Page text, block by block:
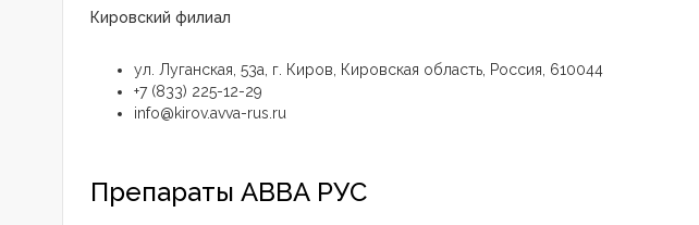
Кировский филиал
ул. Луганская, 53а, г. Киров, Кировская область, Россия, 610044
+7 (833) 225-12-29
info@kirov.avva-rus.ru
Препараты АВВА РУС